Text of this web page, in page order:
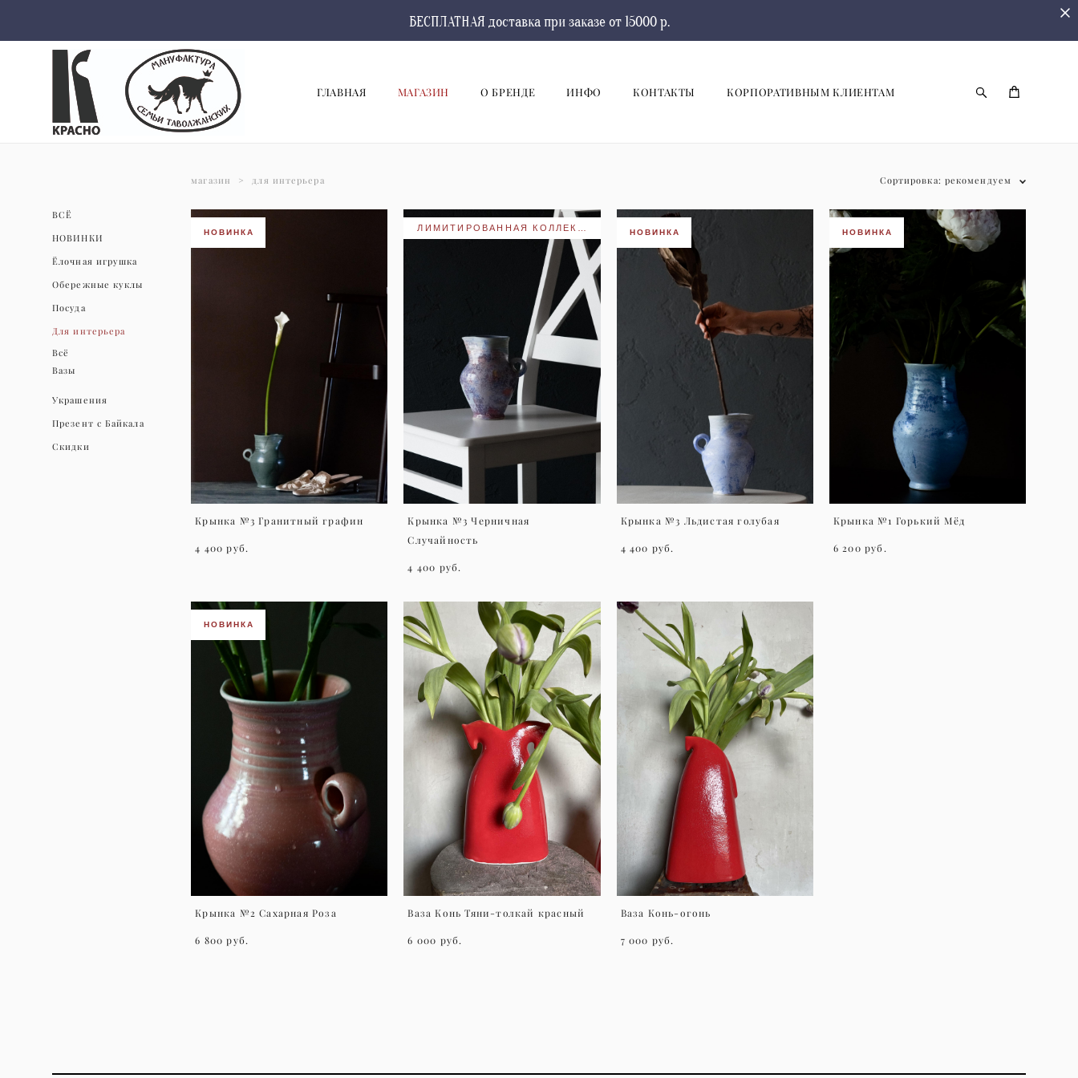
БЕСПЛАТНАЯ доставка при заказе от 15000 р.
ГЛАВНАЯ МАГАЗИН О БРЕНДЕ ИНФО КОНТАКТЫ КОРПОРАТИВНЫМ КЛИЕНТАМ
ВСЁ
НОВИНКИ
Ёлочная игрушка
Обережные куклы
Посуда
Для интерьера
Всё
Вазы
Украшения
Презент с Байкала
Скидки
магазин > для интерьера Сортировка: рекомендуем
НОВИНКА
Крынка №3 Гранитный графин
4 400 pуб.
Крынка №3 Черничная
Случайность
4 400 pуб.
НОВИНКА
Крынка №3 Льдистая голубая
4 400 pуб.
НОВИНКА
Крынка №1 Горький Мёд
6 200 pуб.
НОВИНКА
Крынка №2 Сахарная Роза
6 800 pуб.
Ваза Конь Тяни-толкай красный
6 000 pуб.
Ваза Конь-огонь
7 000 pуб.